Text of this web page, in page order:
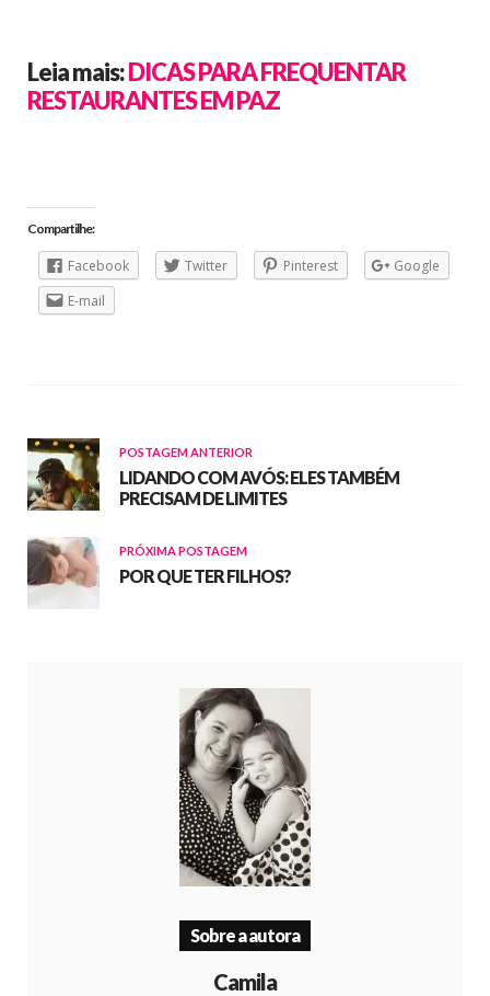
Leia mais:DICAS PARA FREQUENTAR
RESTAURANTES EM PAZ
Compartilhe:
Facebook Twitter Pinterest
Google
E-mail
POSTAGEM ANTERIOR
LIDANDO COM AVÓS: ELES TAMBÉM
PRECISAM DE LIMITES
PRÓXIMA POSTAGEM
POR QUE TER FILHOS?
Sobre a autora
Camila